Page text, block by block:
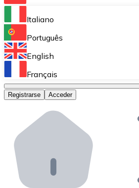
Bitnovo Ramp
Integra nuestra solución en tu
Bitnovo Giftcards
Bitnovo OTC
Bitnovo ATM
Integra un ATM Bitnovo en tu
Bitnovo API
Integra nuestra API en tu
Italiano
Português
English
Français
Registrarse Acceder